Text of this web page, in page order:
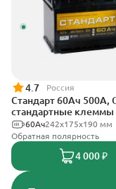
4.7 Россия
Стандарт 60Ач 500А,
стандартные клеммы
242x175x190 мм
60Ач
Обратная полярность
4 000 ₽